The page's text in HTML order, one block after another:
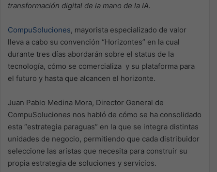
transformación digital de la mano de la IA.
CompuSoluciones, mayorista especializado de valor
lleva a cabo su convención “Horizontes” en la cual
durante tres días abordarán sobre el status de la
tecnología, cómo se comercializa y su plataforma para
el futuro y hasta que alcancen el horizonte.
Juan Pablo Medina Mora, Director General de
CompuSoluciones nos habló de cómo se ha consolidado
esta “estrategia paraguas” en la que se integra distintas
unidades de negocio, permitiendo que cada distribuidor
seleccione las aristas que necesita para construir su
propia estrategia de soluciones y servicios.